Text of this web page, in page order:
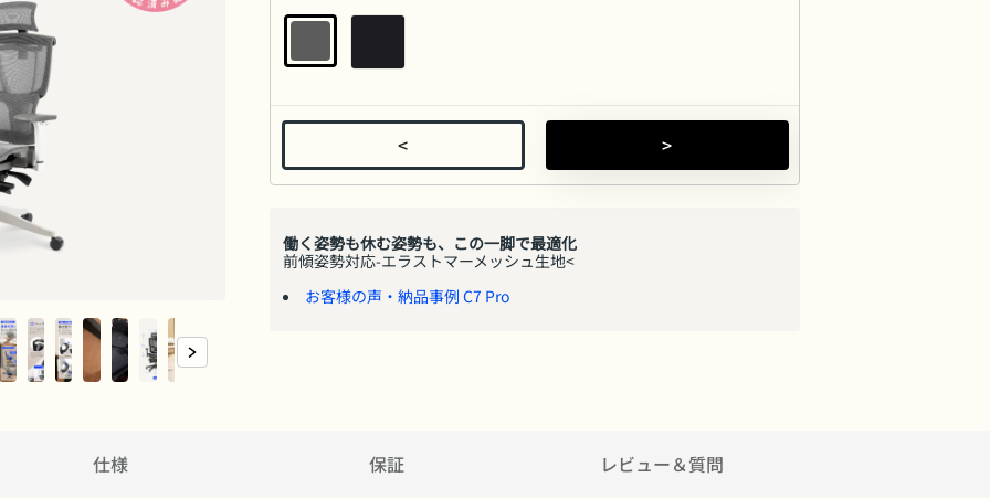
< >
働く姿勢も休む姿勢も、この一脚で最適化
前傾姿勢対応-エラストマーメッシュ生地<
お客様の声・納品事例 C7 Pro
仕様 保証 レビュー＆質問